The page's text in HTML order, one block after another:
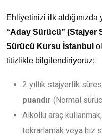
Ehliyetinizi ilk
“Aday Sürücü” (Stajyer
Sürücü Kursu İstanbul
titizlikle bilgilendiriyoruz:
2 yıllık stajyerlik
puandır (Normal
Alkollü araç kullanmak,
tekrarlamak veya hız